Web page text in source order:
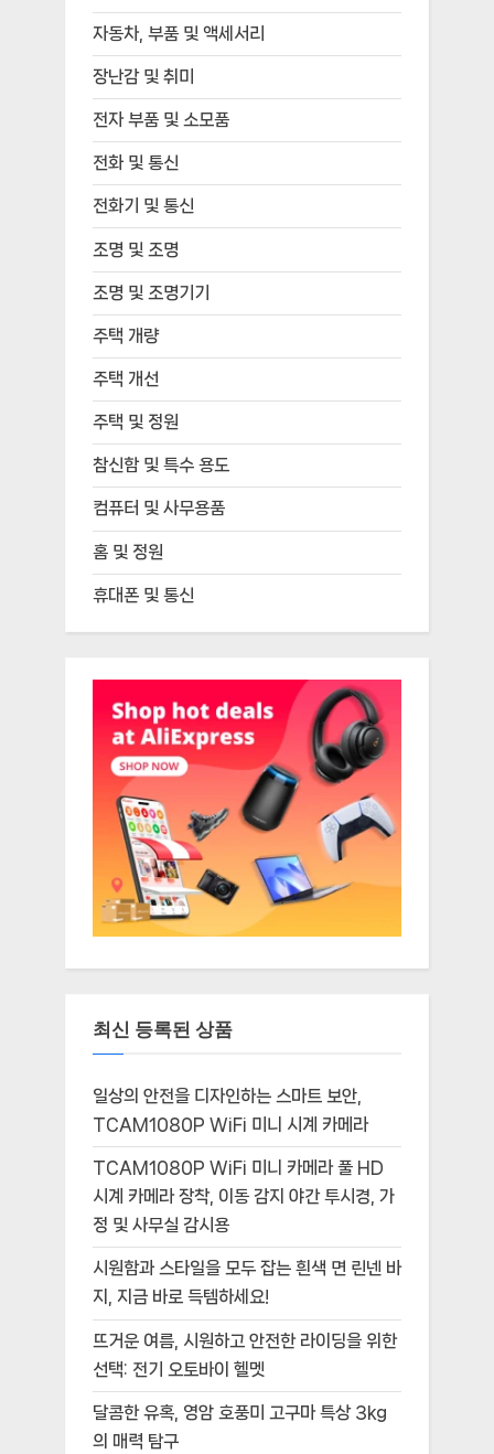
자동차, 부품 및 액세서리
장난감 및 취미
전자 부품 및 소모품
전화 및 통신
전화기 및 통신
조명 및 조명
조명 및 조명기기
주택 개량
주택 개선
주택 및 정원
참신함 및 특수 용도
컴퓨터 및 사무용품
홈 및 정원
휴대폰 및 통신
최신 등록된 상품
일상의 안전을 디자인하는 스마트 보안,
TCAM1080P WiFi 미니 시계 카메라
TCAM1080P WiFi 미니 카메라 풀 HD
시계 카메라 장착, 이동 감지 야간 투시경, 가
정 및 사무실 감시용
시원함과 스타일을 모두 잡는 흰색 면 린넨 바
지, 지금 바로 득템하세요!
뜨거운 여름, 시원하고 안전한 라이딩을 위한
선택: 전기 오토바이 헬멧
달콤한 유혹, 영암 호풍미 고구마 특상 3kg
의 매력 탐구